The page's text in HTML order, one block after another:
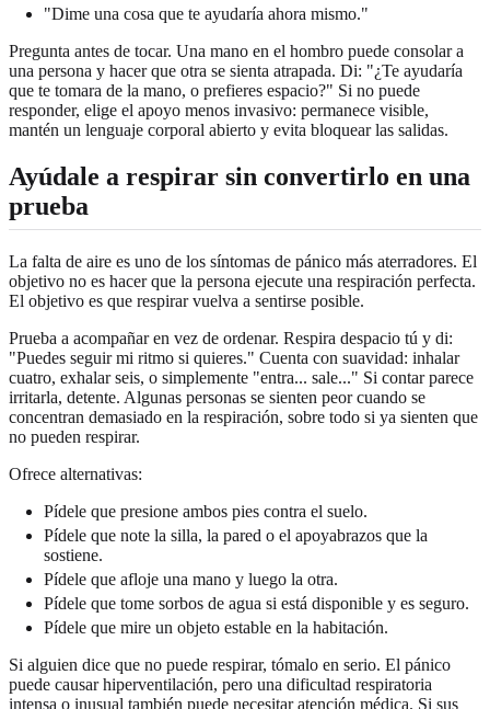
"Dime una cosa que te ayudaría ahora mismo."
Pregunta antes de tocar. Una mano en el hombro puede consolar a
una persona y hacer que otra se sienta atrapada. Di: "¿Te ayudaría
que te tomara de la mano, o prefieres espacio?" Si no puede
responder, elige el apoyo menos invasivo: permanece visible,
mantén un lenguaje corporal abierto y evita bloquear las salidas.
Ayúdale a respirar sin convertirlo en una
prueba
La falta de aire es uno de los síntomas de pánico más aterradores. El
objetivo no es hacer que la persona ejecute una respiración perfecta.
El objetivo es que respirar vuelva a sentirse posible.
Prueba a acompañar en vez de ordenar. Respira despacio tú y di:
"Puedes seguir mi ritmo si quieres." Cuenta con suavidad: inhalar
cuatro, exhalar seis, o simplemente "entra... sale..." Si contar parece
irritarla, detente. Algunas personas se sienten peor cuando se
concentran demasiado en la respiración, sobre todo si ya sienten que
no pueden respirar.
Ofrece alternativas:
Pídele que presione ambos pies contra el suelo.
Pídele que note la silla, la pared o el apoyabrazos que la
sostiene.
Pídele que afloje una mano y luego la otra.
Pídele que tome sorbos de agua si está disponible y es seguro.
Pídele que mire un objeto estable en la habitación.
Si alguien dice que no puede respirar, tómalo en serio. El pánico
puede causar hiperventilación, pero una dificultad respiratoria
intensa o inusual también puede necesitar atención médica. Si sus